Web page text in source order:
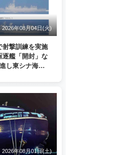
2026年08月04日(火)
射撃訓練を実施
逐艦「開封」な
し東シナ海
2026年08月01日(土)